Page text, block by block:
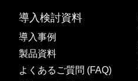
導入検討資料
導入事例
製品資料
よくあるご質問 (FAQ)